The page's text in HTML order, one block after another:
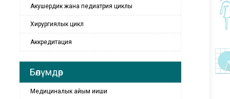
Акушердик жана педиатрия циклы
Хирургиялык цикл
Аккредитация
Бөлүмдөр
Медициналык айым ииши